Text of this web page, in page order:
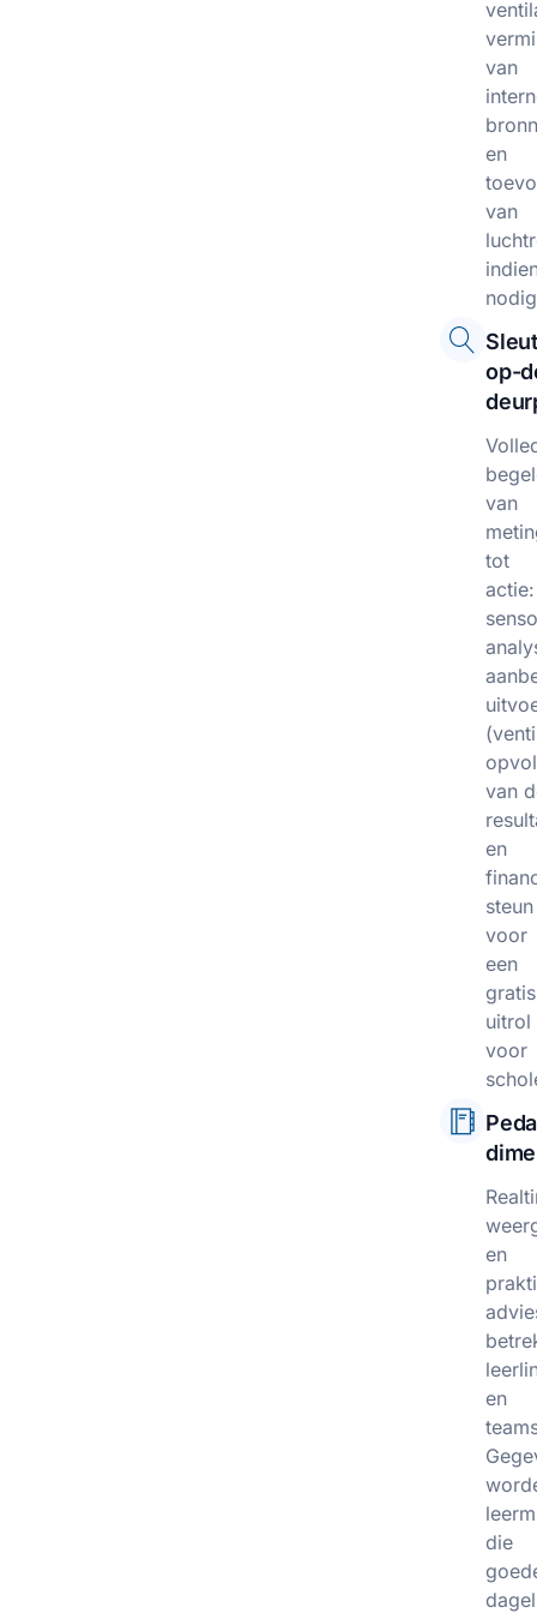
van
en
van
op-
van
tot
actie:
van
en
steun
voor
een
gratis
uitrol
voor
en
en
die